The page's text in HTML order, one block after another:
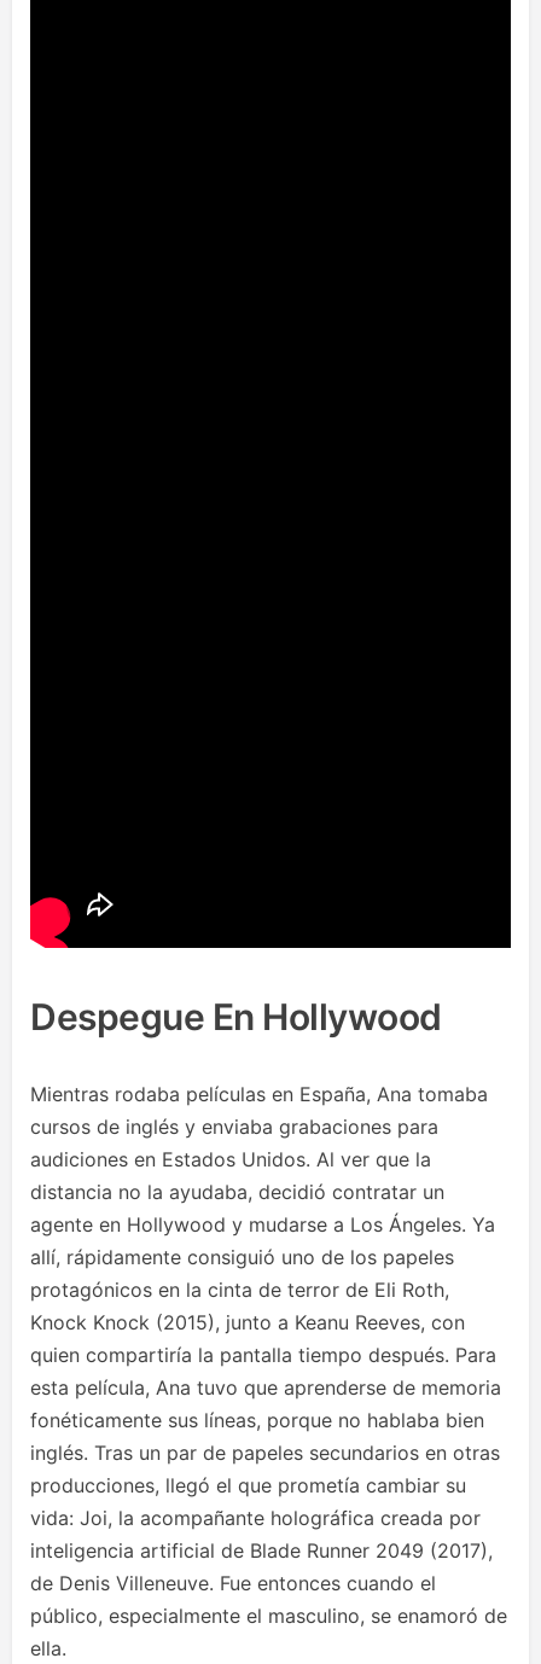
Despegue En Hollywood
Mientras rodaba películas en España, Ana tomaba
cursos de inglés y enviaba grabaciones para
audiciones en Estados Unidos. Al ver que la
distancia no la ayudaba, decidió contratar un
agente en Hollywood y mudarse a Los Ángeles. Ya
allí, rápidamente consiguió uno de los papeles
protagónicos en la cinta de terror de Eli Roth,
Knock Knock (2015), junto a Keanu Reeves, con
quien compartiría la pantalla tiempo después. Para
esta película, Ana tuvo que aprenderse de memoria
fonéticamente sus líneas, porque no hablaba bien
inglés. Tras un par de papeles secundarios en otras
producciones, llegó el que prometía cambiar su
vida: Joi, la acompañante holográfica creada por
inteligencia artificial de Blade Runner 2049 (2017),
de Denis Villeneuve. Fue entonces cuando el
público, especialmente el masculino, se enamoró de
ella.